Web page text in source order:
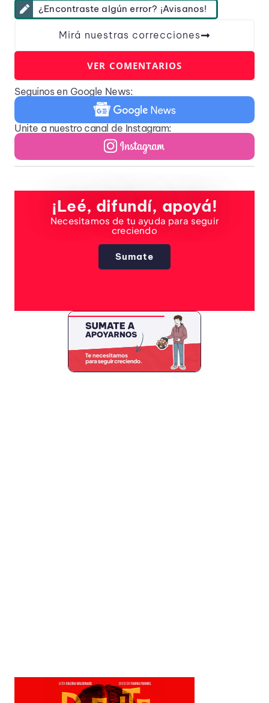
¿Encontraste algún error? ¡Avisanos!
Mirá nuestras correcciones
VER COMENTARIOS
Seguinos en Google News:
Unite a nuestro canal de Instagram:
¡Leé, difundí, apoyá!
Necesitamos de tu ayuda para seguir
creciendo
Sumate